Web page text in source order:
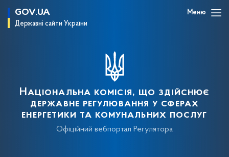
GOV.UA
Державні сайти України
Меню
Національна комісія, що здійснює
державне регулювання у сферах
енергетики та комунальних послуг
Офіційний вебпортал Регулятора